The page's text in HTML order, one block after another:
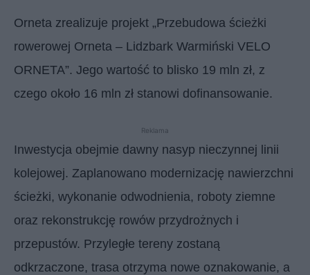
Orneta zrealizuje projekt „Przebudowa ścieżki
rowerowej Orneta – Lidzbark Warmiński VELO
ORNETA”. Jego wartość to blisko 19 mln zł, z
czego około 16 mln zł stanowi dofinansowanie.
Reklama
Inwestycja obejmie dawny nasyp nieczynnej linii
kolejowej. Zaplanowano modernizację nawierzchni
ścieżki, wykonanie odwodnienia, roboty ziemne
oraz rekonstrukcję rowów przydrożnych i
przepustów. Przyległe tereny zostaną
odkrzaczone, trasa otrzyma nowe oznakowanie, a